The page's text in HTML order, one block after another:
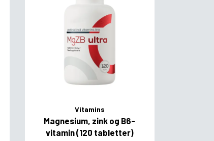
Vitamins
Magnesium, zink og B6-
vitamin (120 tabletter)